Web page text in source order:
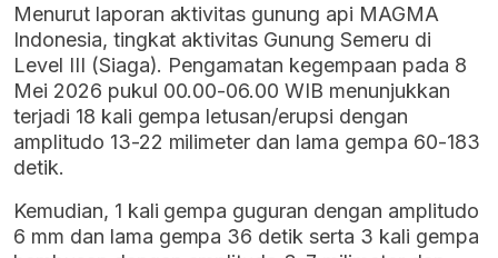
Menurut laporan aktivitas gunung api MAGMA
Indonesia, tingkat aktivitas Gunung Semeru di
Level III (Siaga). Pengamatan kegempaan pada 8
Mei 2026 pukul 00.00-06.00 WIB menunjukkan
terjadi 18 kali gempa letusan/erupsi dengan
amplitudo 13-22 milimeter dan lama gempa 60-183
detik.
Kemudian, 1 kali gempa guguran dengan amplitudo
6 mm dan lama gempa 36 detik serta 3 kali gempa